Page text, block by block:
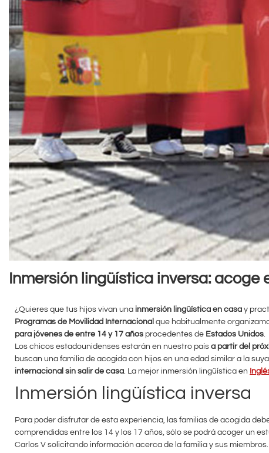
Inmersión lingüística inversa:
¿Quieres que tus hijos vivan una inmersión lingüística en casa y
Programas de Movilidad Internacional que habitualmente
para jóvenes de entre 14 y 17 años procedentes de Estados Unidos.
Los chicos estadounidenses estarán en nuestro país a partir del
buscan una familia de acogida con hijos en una edad similar a la
internacional sin salir de casa. La mejor inmersión lingüística en
Inmersión lingüística inversa
Para poder disfrutar de esta experiencia, las familias de acogida
comprendidas entre los 14 y los 17 años, sólo se podrá acoger un
Carlos V solicitando información acerca de la familia y sus